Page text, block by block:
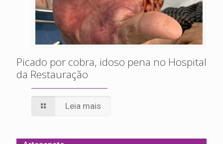
Picado por cobra, idoso pena no Hospital
da Restauração
Leia mais